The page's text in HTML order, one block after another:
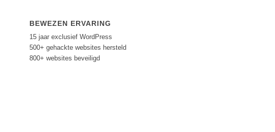
BEWEZEN ERVARING
15 jaar exclusief WordPress
500+ gehackte websites hersteld
800+ websites beveiligd